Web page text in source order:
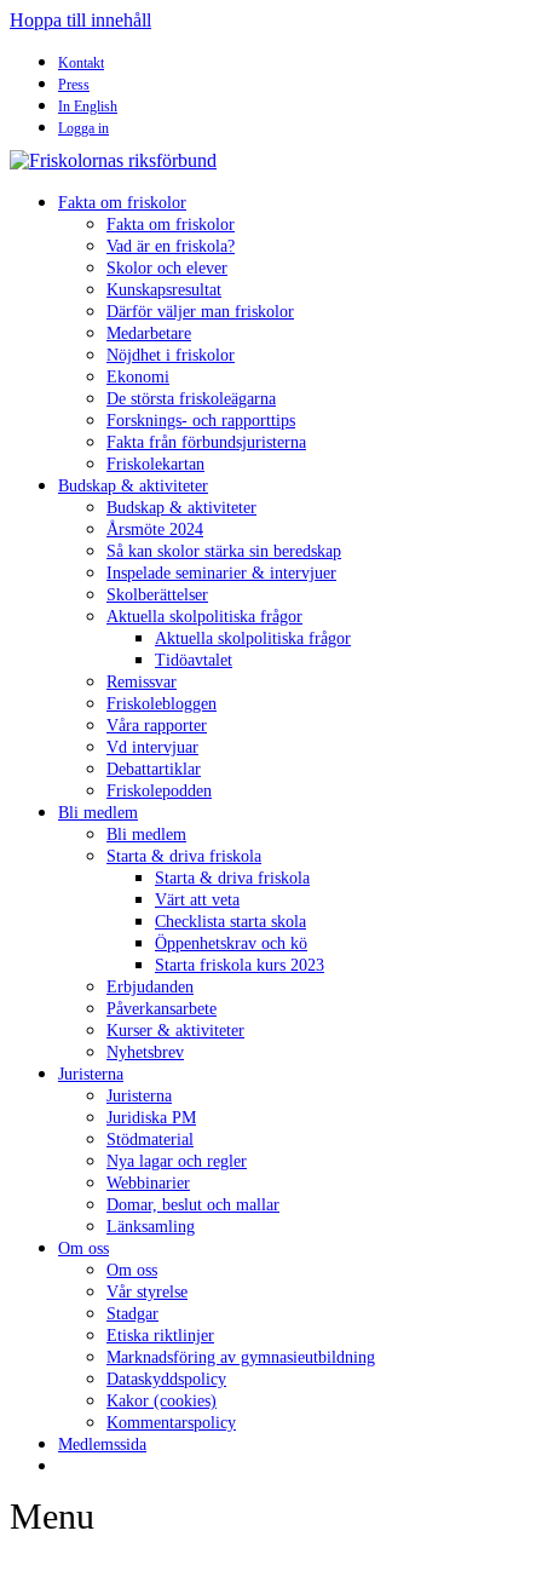
Hoppa till innehåll
Kontakt
Press
In English
Logga in
Fakta om friskolor
Fakta om friskolor
Vad är en friskola?
Skolor och elever
Kunskapsresultat
Därför väljer man friskolor
Medarbetare
Nöjdhet i friskolor
Ekonomi
De största friskoleägarna
Forsknings- och rapporttips
Fakta från förbundsjuristerna
Friskolekartan
Budskap & aktiviteter
Budskap & aktiviteter
Årsmöte 2024
Så kan skolor stärka sin beredskap
Inspelade seminarier & intervjuer
Skolberättelser
Aktuella skolpolitiska frågor
Aktuella skolpolitiska frågor
Tidöavtalet
Remissvar
Friskolebloggen
Våra rapporter
Vd intervjuar
Debattartiklar
Friskolepodden
Bli medlem
Bli medlem
Starta & driva friskola
Starta & driva friskola
Värt att veta
Checklista starta skola
Öppenhetskrav och kö
Starta friskola kurs 2023
Erbjudanden
Påverkansarbete
Kurser & aktiviteter
Nyhetsbrev
Juristerna
Juristerna
Juridiska PM
Stödmaterial
Nya lagar och regler
Webbinarier
Domar, beslut och mallar
Länksamling
Om oss
Om oss
Vår styrelse
Stadgar
Etiska riktlinjer
Marknadsföring av gymnasieutbildning
Dataskyddspolicy
Kakor (cookies)
Kommentarspolicy
Medlemssida
Menu